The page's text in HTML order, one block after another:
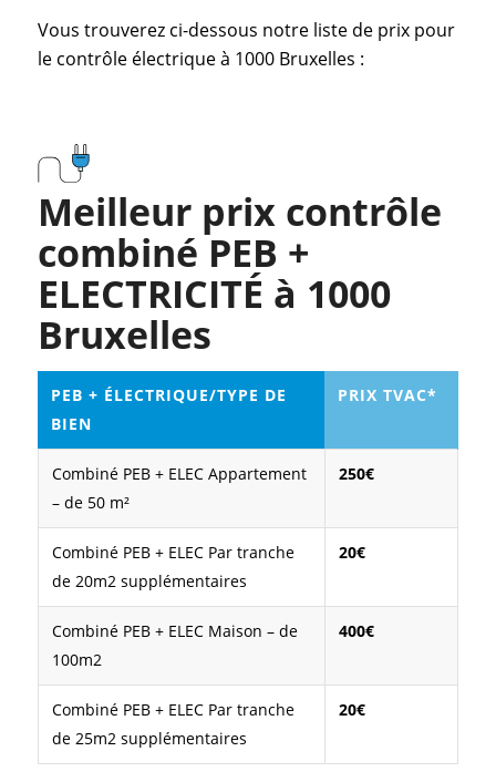
Vous trouverez ci-dessous notre liste de prix pour
le contrôle électrique à 1000 Bruxelles :
Meilleur prix contrôle
combiné PEB +
ELECTRICITÉ à 1000
Bruxelles
PEB + ÉLECTRIQUE/TYPE DE
BIEN
PRIX TVAC*
Combiné PEB + ELEC Appartement
– de 50 m²
250€
Combiné PEB + ELEC Par tranche
de 20m2 supplémentaires
20€
Combiné PEB + ELEC Maison – de
100m2
400€
Combiné PEB + ELEC Par tranche
de 25m2 supplémentaires
20€